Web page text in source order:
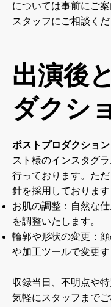
出演後
ダクシ
ポストプロダクション
スト様のインスタグ
行っております。た
針を採用しております
お肌の調整：自然な
を調整いたします。
輪郭や形状の変更：
や加工ツールで変更
収録当日、不明点や
気軽にスタッフまで
については事前にご
スタッフにご相談くだ